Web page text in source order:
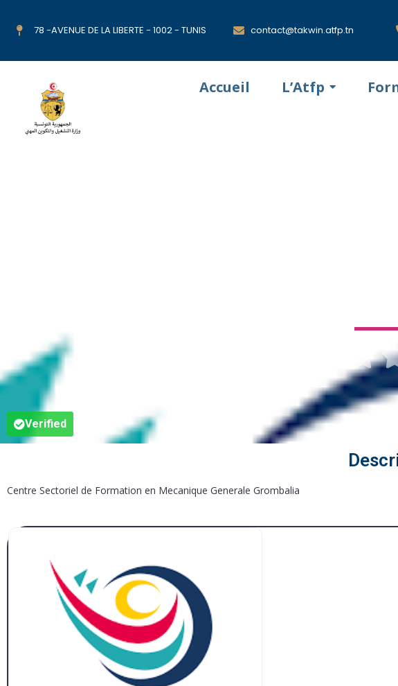
78 -AVENUE DE LA LIBERTE - 1002 - TUNIS contact@takwin.atfp.tn
Accueil L’Atfp

Verified
Centre Sectoriel de Formation en Mecanique Generale Grombalia